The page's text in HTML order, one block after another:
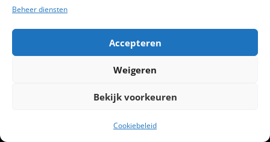
Beheer diensten
Accepteren
Weigeren
Bekijk voorkeuren
Cookiebeleid
categorie horen.
Tenslotte zou m.i. nog
veel meer naar het
benutten van de huidige
netcapaciteit gekeken
bij consumenten worden